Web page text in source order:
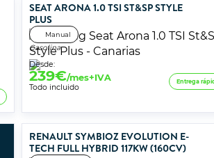
SEAT ARONA 1.0 TSI ST&SP STYLE
PLUS
Manual
Gasolina
Desde:
239€/mes+IVA
Todo incluido
Entrega
RENAULT SYMBIOZ EVOLUTION E-
TECH FULL HYBRID 117KW (160CV)